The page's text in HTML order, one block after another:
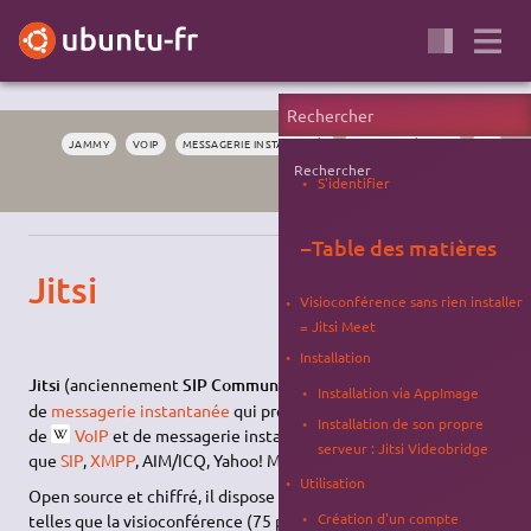
JAMMY VOIP MESSAGERIE INSTANTANÉE VISIOCONFÉRENCE
SIP
Jitsi
Jitsi (anciennementSIP Communicator ) est un logiciel libre
de messagerie instantanée qui prend en charge les protocoles
de
VoIP et de messagerie instantanée les plus répandus, tels
queSIP,XMPP, AIM/ICQ, Yahoo! Messenger, Bonjour…
Open source et chiffré, il dispose de fonctionnalités avancées
telles que la visioconférence (75 participants maximum, 35
Rechercher
S'identifier
−Table des matières
Visioconférence sans rien installer
= Jitsi Meet
Installation
Installation via AppImage
Installation de son propre
serveur : Jitsi Videobridge
Utilisation
Création d'un compte